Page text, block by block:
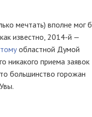
мечтать) вполне мог
известно, 2014-й —
областной Думой
никакого приема заявок
большинство горожан